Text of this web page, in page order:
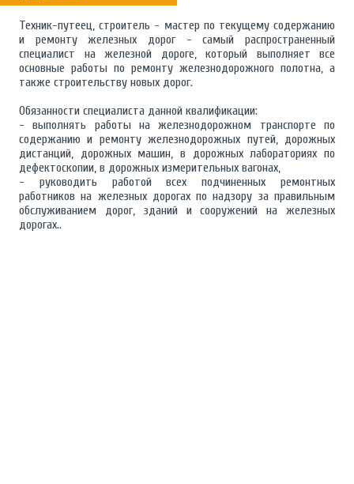
Техник-путеец, строитель - мастер по текущему содержанию
и ремонту железных дорог - самый распространенный
специалист на железной дороге, который выполняет все
основные работы по ремонту железнодорожного полотна, а
также строительству новых дорог.
Обязанности специалиста данной квалификации:
- выполнять работы на железнодорожном транспорте по
содержанию и ремонту железнодорожных путей, дорожных
дистанций, дорожных машин, в дорожных лабораториях по
дефектоскопии, в дорожных измерительных вагонах,
- руководить работой всех подчиненных ремонтных
работников на железных дорогах по надзору за правильным
обслуживанием дорог, зданий и сооружений на железных
дорогах..